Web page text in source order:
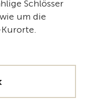
Schlösser
um die